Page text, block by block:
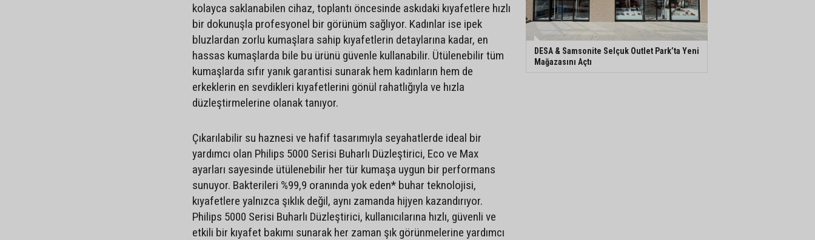
kolayca saklanabilen cihaz, toplantı öncesinde askıdaki kıyafetlere hızlı
bir dokunuşla profesyonel bir görünüm sağlıyor. Kadınlar ise ipek
bluzlardan zorlu kumaşlara sahip kıyafetlerin detaylarına kadar, en
hassas kumaşlarda bile bu ürünü güvenle kullanabilir. Ütülenebilir tüm
kumaşlarda sıfır yanık garantisi sunarak hem kadınların hem de
erkeklerin en sevdikleri kıyafetlerini gönül rahatlığıyla ve hızla
düzleştirmelerine olanak tanıyor.
Çıkarılabilir su haznesi ve hafif tasarımıyla seyahatlerde ideal bir
yardımcı olan Philips 5000 Serisi Buharlı Düzleştirici, Eco ve Max
ayarları sayesinde ütülenebilir her tür kumaşa uygun bir performans
sunuyor. Bakterileri %99,9 oranında yok eden* buhar teknolojisi,
kıyafetlere yalnızca şıklık değil, aynı zamanda hijyen kazandırıyor.
Philips 5000 Serisi Buharlı Düzleştirici, kullanıcılarına hızlı, güvenli ve
etkili bir kıyafet bakımı sunarak her zaman şık görünmelerine yardımcı
DESA & Samsonite Selçuk Outlet Park’ta Yeni
Mağazasını Açtı